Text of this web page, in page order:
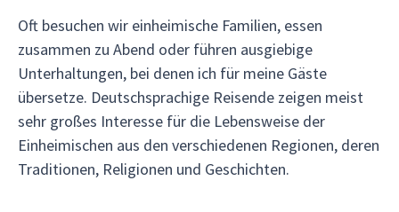
Oft besuchen wir einheimische Familien, essen
zusammen zu Abend oder führen ausgiebige
Unterhaltungen, bei denen ich für meine Gäste
übersetze. Deutschsprachige Reisende zeigen meist
sehr großes Interesse für die Lebensweise der
Einheimischen aus den verschiedenen Regionen, deren
Traditionen, Religionen und Geschichten.